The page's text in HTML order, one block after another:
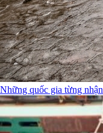
Những quốc gia từng